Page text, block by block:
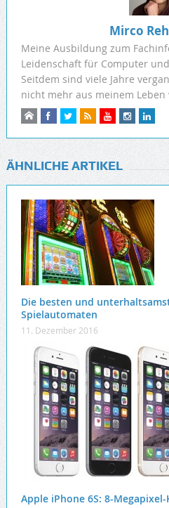
Mirco
Meine Ausbildung zum
Leidenschaft für Computer
Seitdem sind viele Jahre
nicht mehr aus meinem Leben
ÄHNLICHE ARTIKEL
Die besten und
Spielautomaten
11. Dezember 2016
Apple iPhone 6S: 8-